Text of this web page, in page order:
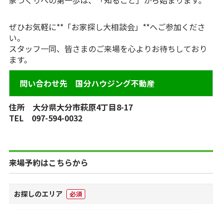
ぜひお気軽に**「お家探し大相談会」**へご参加くださ
い。
スタッフ一同、皆さまのご来場を心よりお待ちしており
ます。
問い合わせ先 国分ハウジング不動産
住所 大分県大分市萩原4丁目8-17
TEL 097-594-0032
来場予約はこちらから
お探しのエリア 必須